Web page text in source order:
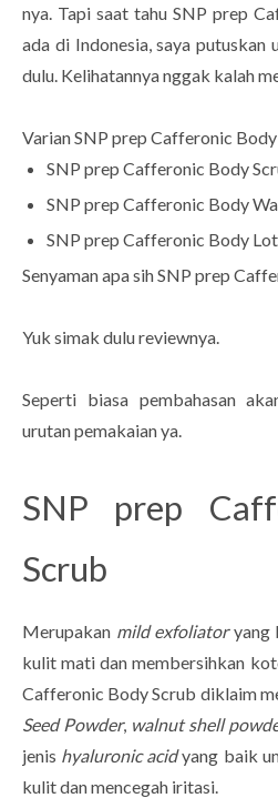
nya. Tapi saat tahu SNP prep
ada di Indonesia, saya
dulu. Kelihatannya nggak kalah
Varian SNP prep Cafferonic
SNP prep Cafferonic Body
SNP prep Cafferonic Body
SNP prep Cafferonic Body
Senyaman apa sih SNP prep
Yuk simak dulu reviewnya.
Seperti biasa pembahasan
urutan pemakaian ya.
SNP prep
Scrub
Merupakan mild exfoliatoryang
kulit mati dan membersihkan
Cafferonic Body Scrub diklaim
Seed Powder, walnut shell
jenis hyaluronic acidyang baik
kulit dan mencegah iritasi.